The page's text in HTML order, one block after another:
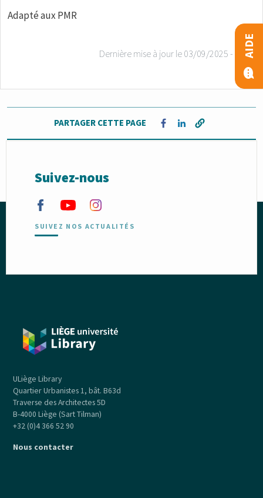
Adapté aux PMR
Dernière mise à jour le 03/09/2025 - 15:41
PARTAGER CETTE PAGE
Opens in a new window
Opens in a new
Suivez-nous
SUIVEZ NOS ACTUALITÉS
ULiège Library
Quartier Urbanistes 1, bât. B63d
Traverse des Architectes 5D
B-4000 Liège (Sart Tilman)
+32 (0)4 366 52 90
Nous contacter
AIDE